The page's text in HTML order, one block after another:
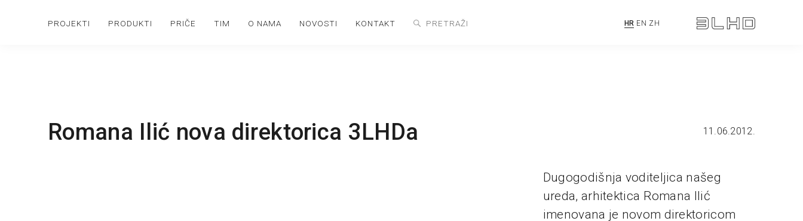
PROJEKTI PRODUKTI PRIČE TIM O NAMA NOVOSTI KONTAKT HR EN ZH
Romana Ilić nova direktorica 3LHDa 11.06.2012.
Dugogodišnja voditeljica našeg
ureda, arhitektica Romana Ilić
imenovana je novom direktoricom